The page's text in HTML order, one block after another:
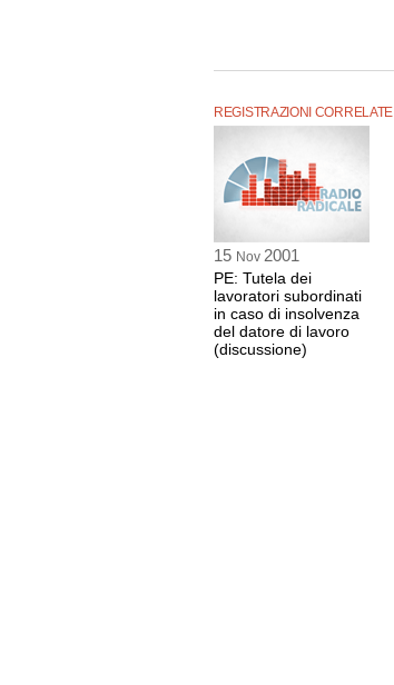
REGISTRAZIONI CORRELATE
15 Nov 2001
PE: Tutela dei
lavoratori subordinati
in caso di insolvenza
del datore di lavoro
(discussione)